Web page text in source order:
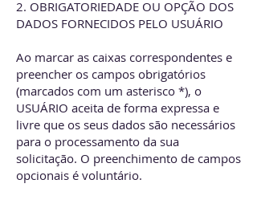
2. OBRIGATORIEDADE OU OPÇÃO DOS
DADOS FORNECIDOS PELO USUÁRIO
Ao marcar as caixas correspondentes e
preencher os campos obrigatórios
(marcados com um asterisco *), o
USUÁRIO aceita de forma expressa e
livre que os seus dados são necessários
para o processamento da sua
solicitação. O preenchimento de campos
opcionais é voluntário.